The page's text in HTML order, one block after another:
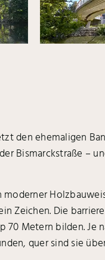
den ehemaligen
Bismarckstraße –
Zeichen. Die
Metern bilden. Je
quer sind sie